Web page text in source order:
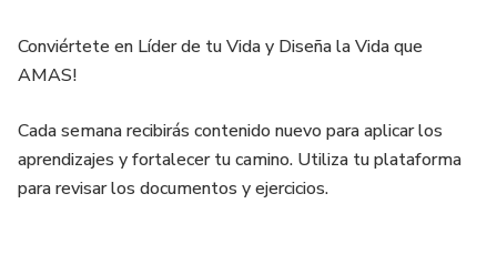
Conviértete en Líder de tu Vida y Diseña la Vida que
AMAS!
Cada semana recibirás contenido nuevo para aplicar los
aprendizajes y fortalecer tu camino. Utiliza tu plataforma
para revisar los documentos y ejercicios.